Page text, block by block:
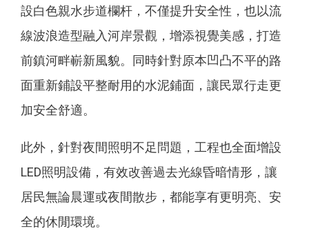
設白色親水步道欄杆，不僅提升安全性，也以流
線波浪造型融入河岸景觀，增添視覺美感，打造
前鎮河畔嶄新風貌。同時針對原本凹凸不平的路
面重新鋪設平整耐用的水泥鋪面，讓民眾行走更
加安全舒適。
此外，針對夜間照明不足問題，工程也全面增設
LED照明設備，有效改善過去光線昏暗情形，讓
居民無論晨運或夜間散步，都能享有更明亮、安
全的休閒環境。